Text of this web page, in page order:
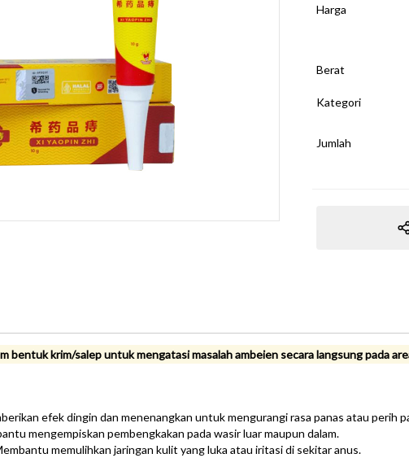
Harga
Berat
Kategori
Jumlah
bentuk krim/salep untuk mengatasi masalah ambeien secara langsung pada
efek dingin dan menenangkan untuk mengurangi rasa panas atau perih
mengempiskan pembengkakan pada wasir luar maupun dalam.
memulihkan jaringan kulit yang luka atau iritasi di sekitar anus.